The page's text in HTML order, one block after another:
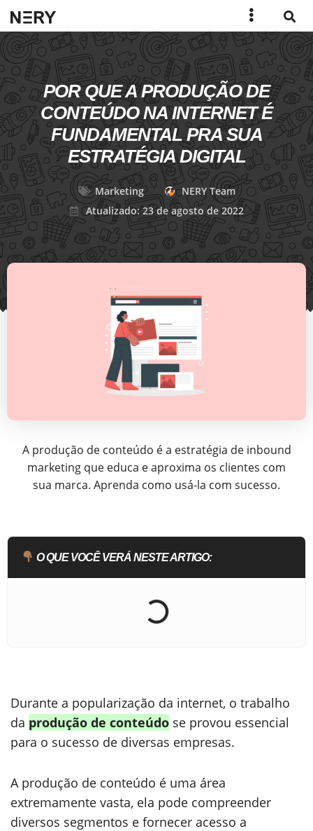
POR QUE A PRODUÇÃO DE
CONTEÚDO NA INTERNET É
FUNDAMENTAL PRA SUA
ESTRATÉGIA DIGITAL
Marketing
NERY Team
Atualizado: 23 de agosto de 2022
A produção de conteúdo é a estratégia de inbound
marketing que educa e aproxima os clientes com
sua marca. Aprenda como usá-la com sucesso.
O QUE VOCÊ VERÁ NESTE ARTIGO:
Durante a popularização da internet, o trabalho
da produção de conteúdo se provou essencial
para o sucesso de diversas empresas.
A produção de conteúdo é uma área
extremamente vasta, ela pode compreender
diversos segmentos e fornecer acesso a